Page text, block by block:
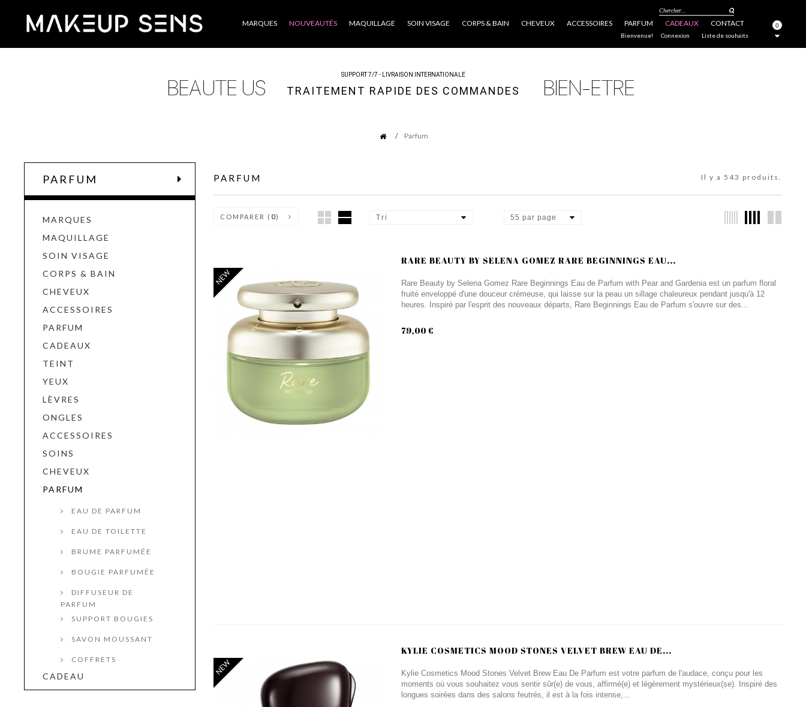
Catégories MARQUES NOUVEAUTÉS MAQUILLAGE SOIN VISAGE CORPS & BAIN CHEVEUX ACCESSOIRES PARFUM CADEAUX CONTACT
Chercher...
0
Liste de souhaits
Bienvenue! Connexion
SUPPORT 7/7 - LIVRAISON INTERNATIONALE
TRAITEMENT RAPIDE DES COMMANDES
Parfum
PARFUM
MARQUES
MAQUILLAGE
SOIN VISAGE
CORPS & BAIN
CHEVEUX
ACCESSOIRES
PARFUM
CADEAUX
TEINT
YEUX
LÈVRES
ONGLES
ACCESSOIRES
SOINS
CHEVEUX
PARFUM
EAU DE PARFUM
EAU DE TOILETTE
BRUME PARFUMÉE
BOUGIE PARFUMÉE
DIFFUSEUR DE
PARFUM
SUPPORT BOUGIES
SAVON MOUSSANT
COFFRETS
CADEAU
PARFUM Il y a 543 produits.
COMPARER ( 0) Tri 55 par page
NEW
RARE BEAUTY BY SELENA GOMEZ RARE BEGINNINGS EAU...
Rare Beauty by Selena Gomez Rare Beginnings Eau de Parfum with Pear and Gardenia est un parfum floral
fruité enveloppé d'une douceur crémeuse, qui laisse sur la peau un sillage chaleureux pendant jusqu'à 12
heures. Inspiré par l'esprit des nouveaux départs, Rare Beginnings Eau de Parfum s'ouvre sur des...
79,00 €
NEW
KYLIE COSMETICS MOOD STONES VELVET BREW EAU DE...
Kylie Cosmetics Mood Stones Velvet Brew Eau De Parfum est votre parfum de l'audace, conçu pour les
moments où vous souhaitez vous sentir sûr(e) de vous, affirmé(e) et légèrement mystérieux(se). Inspiré des
longues soirées dans des salons feutrés, il est à la fois intense,...